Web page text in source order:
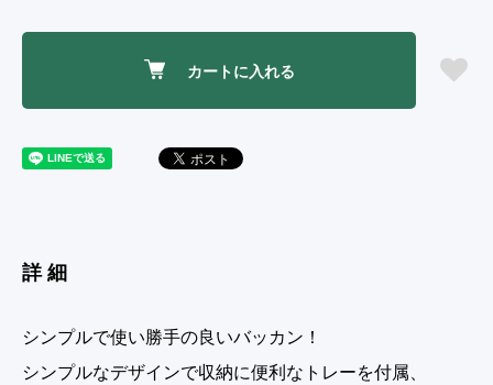
カートに入れる
詳細
シンプルで使い勝手の良いバッカン！
シンプルなデザインで収納に便利なトレーを付属、